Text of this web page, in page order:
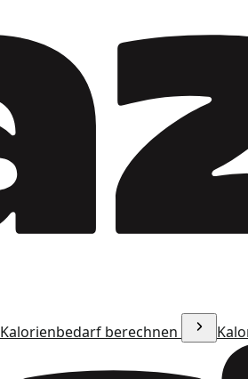
Kalorienbedarf berechnen